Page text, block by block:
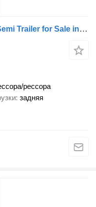
Snail 4 Axle End Dump Tipper Semi Trailer for Sale in Angola
рессора
задняя